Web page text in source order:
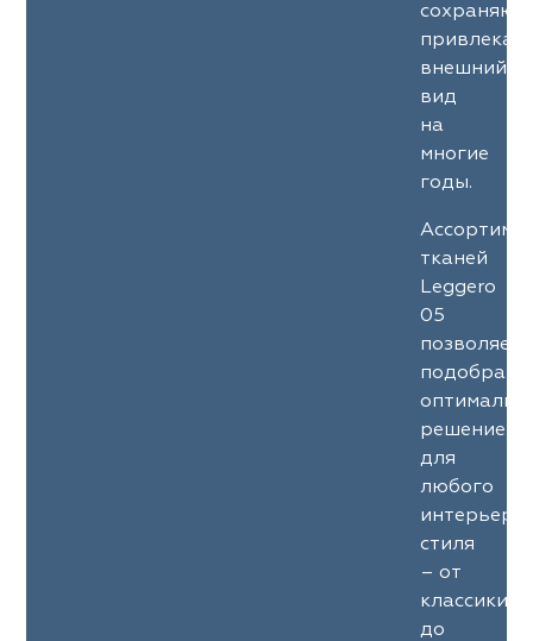
сохраняют
внешний
вид
на
многие
годы.
тканей
Leggero
05
позволяет
подобрать
решение
для
любого
стиля
– от
классики
до